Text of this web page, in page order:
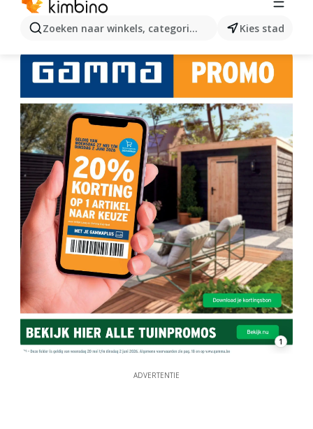
Zoeken naar winkels, categorieën, producten...
Kies stad
1
ADVERTENTIE